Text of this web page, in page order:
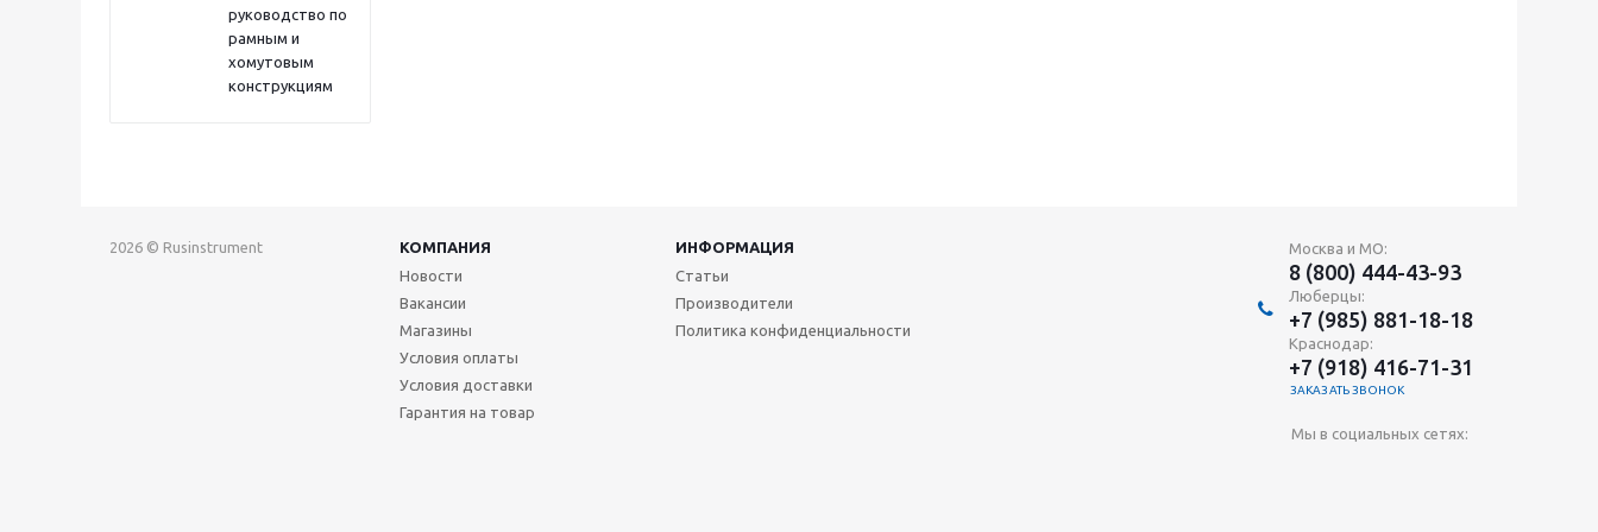
руководство по
рамным и
хомутовым
конструкциям
2026 © Rusinstrument КОМПАНИЯ
ИНФОРМАЦИЯ
Новости
Вакансии
Магазины
Условия оплаты
Условия доставки
Гарантия на товар
Статьи
Производители
Политика конфиденциальности
Москва и МО:
8 (800) 444-43-93
Люберцы:
+7 (985) 881-18-18
Краснодар:
+7 (918) 416-71-31
ЗАКАЗАТЬ ЗВОНОК
Мы в социальных сетях: